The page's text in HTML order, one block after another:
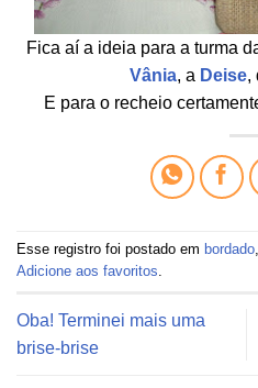
Fica aí a ideia para a turma
Vânia, a Deise,
E para o recheio
Esse registro foi postado em bordado,
Adicione aos favoritos.
Oba! Terminei mais uma
brise-brise